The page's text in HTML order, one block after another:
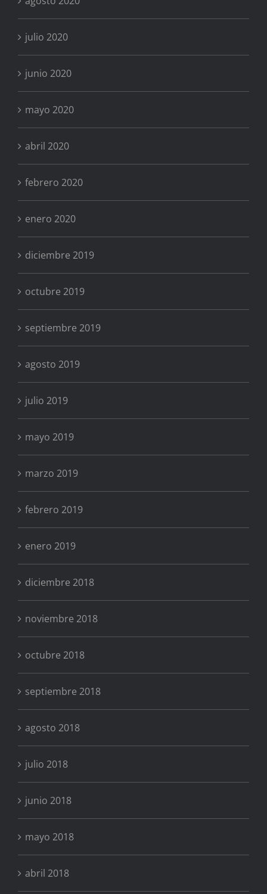
julio 2020
junio 2020
mayo 2020
abril 2020
febrero 2020
enero 2020
diciembre 2019
octubre 2019
septiembre 2019
agosto 2019
julio 2019
mayo 2019
marzo 2019
febrero 2019
enero 2019
diciembre 2018
noviembre 2018
octubre 2018
septiembre 2018
agosto 2018
julio 2018
junio 2018
mayo 2018
abril 2018